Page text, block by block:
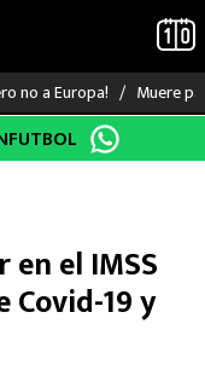
no a Europa! Muere
el IMSS
19 y